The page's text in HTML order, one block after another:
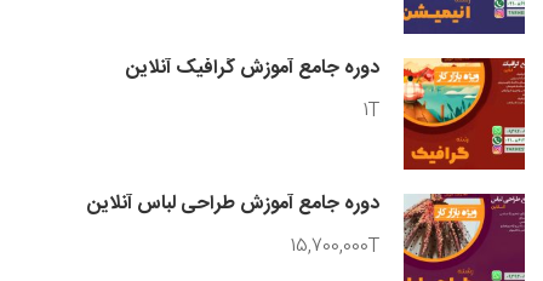
دوره جامع آموزش گرافیک آنلاین
1T
دوره جامع آموزش طراحی لباس آنلاین
15,700,000T